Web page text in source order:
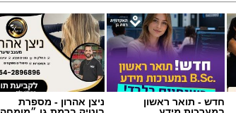
חדש - תואר ראשון
ניצן אהרון - מספרת